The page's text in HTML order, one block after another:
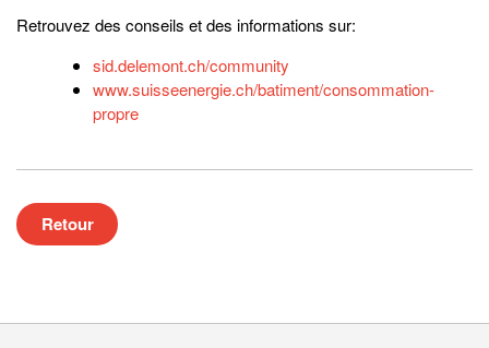
Retrouvez des conseils et des informations sur:
sid.delemont.ch/community
www.suisseenergie.ch/batiment/consommation-
propre
Retour